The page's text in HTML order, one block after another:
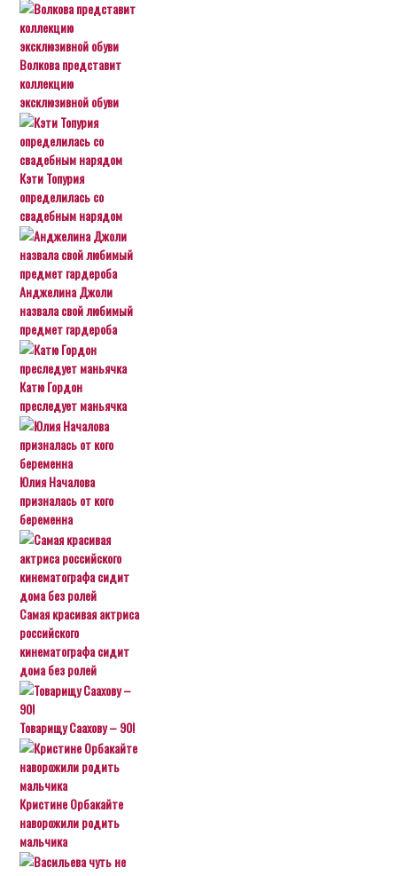
Волкова представит
коллекцию
эксклюзивной обуви
Кэти Топурия
определилась со
свадебным нарядом
Анджелина Джоли
назвала свой любимый
предмет гардероба
Катю Гордон
преследует маньячка
Юлия Началова
призналась от кого
беременна
Самая красивая актриса
российского
кинематографа сидит
дома без ролей
Товарищу Саахову – 90!
Кристине Орбакайте
наворожили родить
мальчика